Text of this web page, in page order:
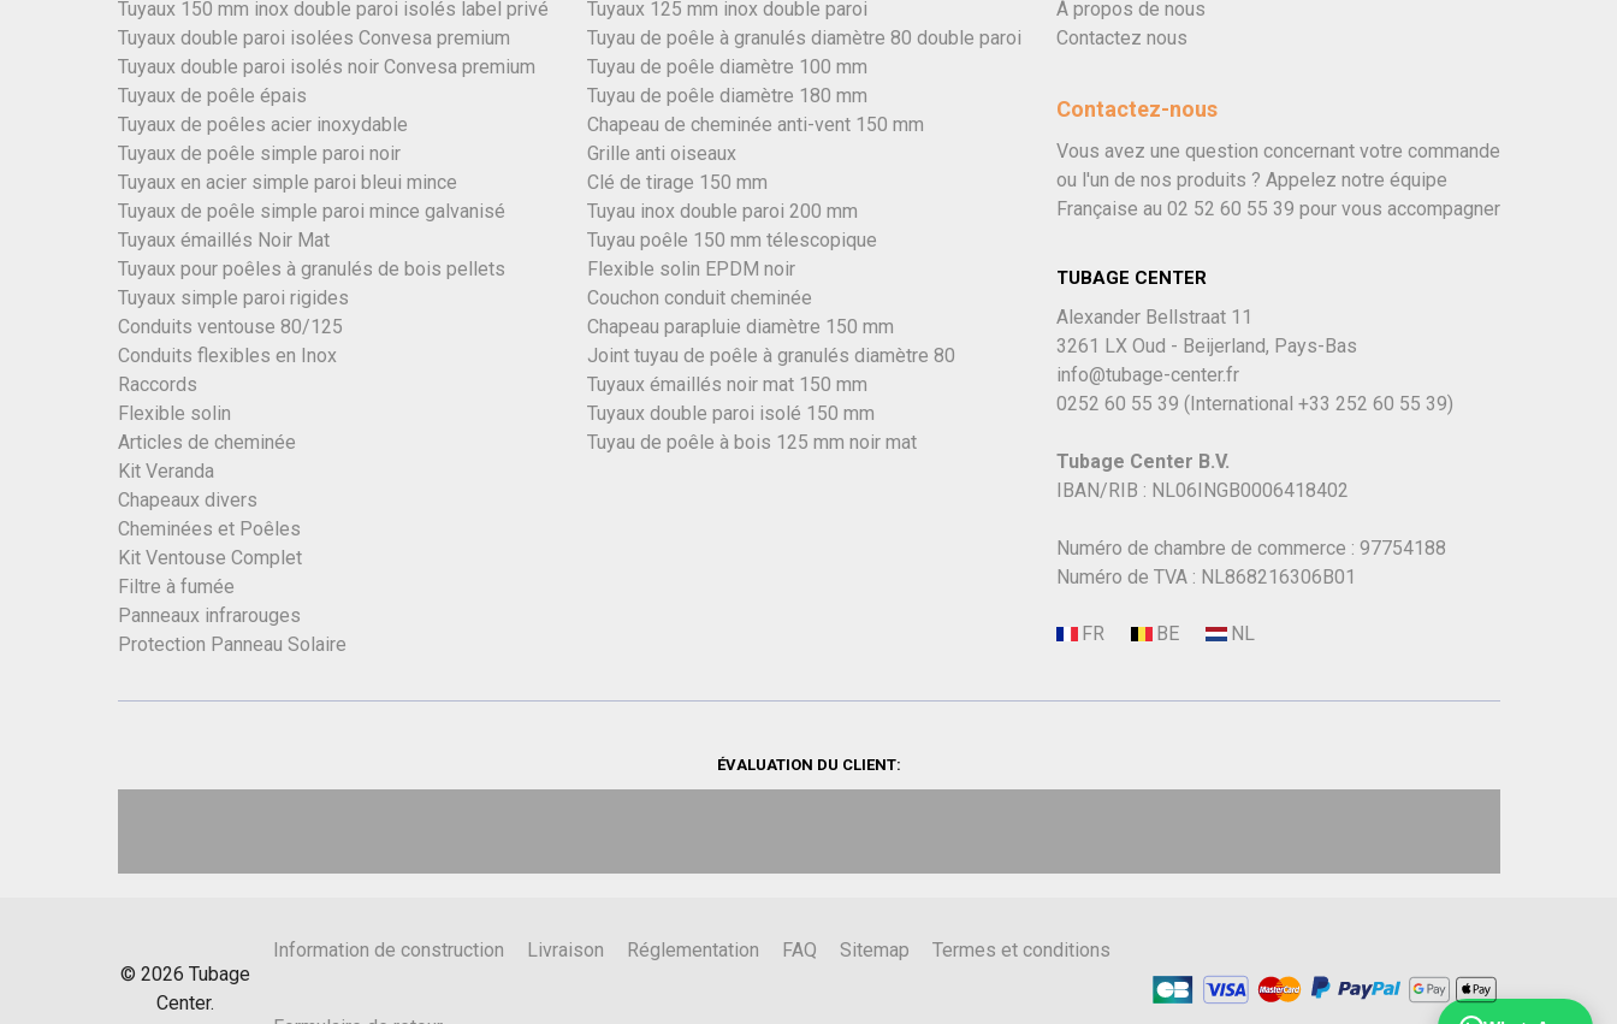
Tuyaux 150 mm inox double paroi isolés label privé
Tuyaux double paroi isolées Convesa premium
Tuyaux double paroi isolés noir Convesa premium
Tuyaux de poêle épais
Tuyaux de poêles acier inoxydable
Tuyaux de poêle simple paroi noir
Tuyaux en acier simple paroi bleui mince
Tuyaux de poêle simple paroi mince galvanisé
Tuyaux émaillés Noir Mat
Tuyaux pour poêles à granulés de bois pellets
Tuyaux simple paroi rigides
Conduits ventouse 80/125
Conduits flexibles en Inox
Raccords
Flexible solin
Articles de cheminée
Kit Veranda
Chapeaux divers
Cheminées et Poêles
Kit Ventouse Complet
Filtre à fumée
Panneaux infrarouges
Protection Panneau Solaire
Tuyaux 125 mm inox double paroi
Tuyau de poêle à granulés diamètre 80 double paroi
Tuyau de poêle diamètre 100 mm
Tuyau de poêle diamètre 180 mm
Chapeau de cheminée anti-vent 150 mm
Grille anti oiseaux
Clé de tirage 150 mm
Tuyau inox double paroi 200 mm
Tuyau poêle 150 mm télescopique
Flexible solin EPDM noir
Couchon conduit cheminée
Chapeau parapluie diamètre 150 mm
Joint tuyau de poêle à granulés diamètre 80
Tuyaux émaillés noir mat 150 mm
Tuyaux double paroi isolé 150 mm
Tuyau de poêle à bois 125 mm noir mat
À propos de nous
Contactez nous
Contactez-nous
Vous avez une question concernant votre commande
ou l'un de nos produits ? Appelez notre équipe
Française au 02 52 60 55 39 pour vous accompagner
TUBAGE CENTER
Alexander Bellstraat 11
3261 LX Oud - Beijerland, Pays-Bas
info@tubage-center.fr
0252 60 55 39 (International +33 252 60 55 39)
Tubage Center B.V.
IBAN/RIB : NL06INGB0006418402
Numéro de chambre de commerce : 97754188
Numéro de TVA : NL868216306B01
ÉVALUATION DU CLIENT:
© 2026 Tubage
Center.
Information de construction Livraison Réglementation FAQ Sitemap Termes et conditions